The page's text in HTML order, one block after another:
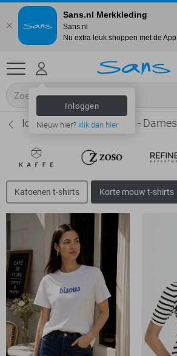
Inloggen
Nieuw hier? klik dan hier
Ichi Korte mouw t-shirts - Dames
Katoenen t-shirts Korte mouw t-shirts
Sans.nl Merkkleding
Sans.nl
Nu extra leuk shoppen met de App.